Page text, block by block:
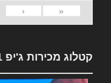
«
‹
קטלוג מכירות ג'יפ 1981